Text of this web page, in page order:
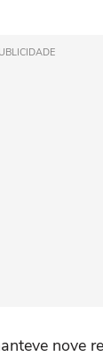
nove